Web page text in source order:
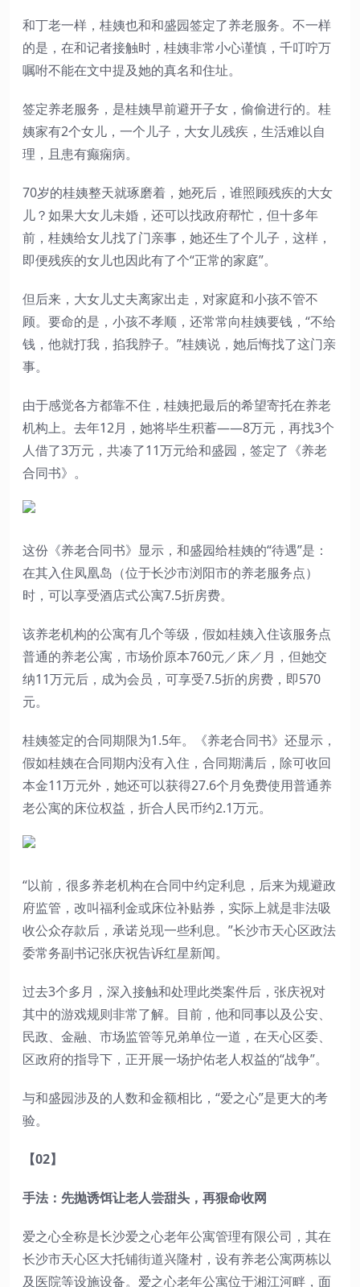
和丁老一样，桂姨也和和盛园签定了养老服务。不一样
的是，在和记者接触时，桂姨非常小心谨慎，千叮咛万
嘱咐不能在文中提及她的真名和住址。
签定养老服务，是桂姨早前避开子女，偷偷进行的。桂
姨家有2个女儿，一个儿子，大女儿残疾，生活难以自
理，且患有癫痫病。
70岁的桂姨整天就琢磨着，她死后，谁照顾残疾的大女
儿？如果大女儿未婚，还可以找政府帮忙，但十多年
前，桂姨给女儿找了门亲事，她还生了个儿子，这样，
即便残疾的女儿也因此有了个“正常的家庭”。
但后来，大女儿丈夫离家出走，对家庭和小孩不管不
顾。要命的是，小孩不孝顺，还常常向桂姨要钱，“不给
钱，他就打我，掐我脖子。”桂姨说，她后悔找了这门亲
事。
由于感觉各方都靠不住，桂姨把最后的希望寄托在养老
机构上。去年12月，她将毕生积蓄——8万元，再找3个
人借了3万元，共凑了11万元给和盛园，签定了《养老
合同书》。
这份《养老合同书》显示，和盛园给桂姨的“待遇”是：
在其入住凤凰岛（位于长沙市浏阳市的养老服务点）
时，可以享受酒店式公寓7.5折房费。
该养老机构的公寓有几个等级，假如桂姨入住该服务点
普通的养老公寓，市场价原本760元／床／月，但她交
纳11万元后，成为会员，可享受7.5折的房费，即570
元。
桂姨签定的合同期限为1.5年。《养老合同书》还显示，
假如桂姨在合同期内没有入住，合同期满后，除可收回
本金11万元外，她还可以获得27.6个月免费使用普通养
老公寓的床位权益，折合人民币约2.1万元。
“以前，很多养老机构在合同中约定利息，后来为规避政
府监管，改叫福利金或床位补贴券，实际上就是非法吸
收公众存款后，承诺兑现一些利息。”长沙市天心区政法
委常务副书记张庆祝告诉红星新闻。
过去3个多月，深入接触和处理此类案件后，张庆祝对
其中的游戏规则非常了解。目前，他和同事以及公安、
民政、金融、市场监管等兄弟单位一道，在天心区委、
区政府的指导下，正开展一场护佑老人权益的“战争”。
与和盛园涉及的人数和金额相比，“爱之心”是更大的考
验。
【02】
手法：先抛诱饵让老人尝甜头，再狠命收网
爱之心全称是长沙爱之心老年公寓管理有限公司，其在
长沙市天心区大托铺街道兴隆村，设有养老公寓两栋以
及医院等设施设备。爱之心老年公寓位于湘江河畔，面